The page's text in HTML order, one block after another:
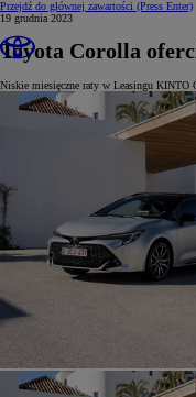
Przejdź do głównej zawartości (Press Enter)
19 grudnia 2023
Toyota Corolla
Niskie miesięczne raty w Leasingu KINTO